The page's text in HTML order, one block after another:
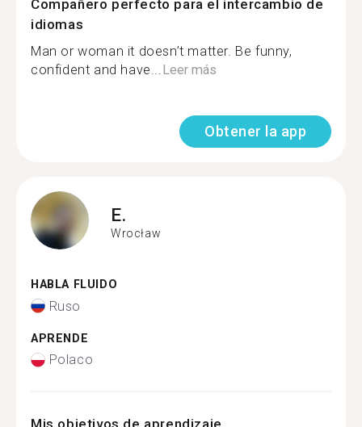
Compañero perfecto para el intercambio de
idiomas
Man or woman it doesn’t matter. Be funny,
confident and have...Leer más
Obtener la app
E.
Wrocław
HABLA FLUIDO
Ruso
APRENDE
Polaco
Mis objetivos de aprendizaje